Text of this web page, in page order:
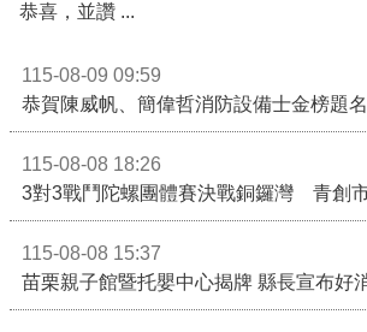
115-08-09 09:59
恭賀陳威帆、簡偉哲消防設備士金榜題名
115-08-08 18:26
115-08-08 15:37